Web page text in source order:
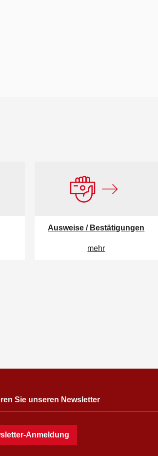
Ausweise / Bestätigungen
mehr
Sie unseren Newsletter
-Anmeldung